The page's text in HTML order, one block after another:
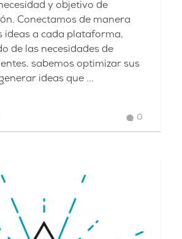
y objetivo de
Conectamos de manera
ideas a cada plataforma,
de las necesidades de
sabemos optimizar sus
ideas que ...
0